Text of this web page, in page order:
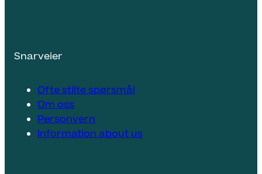
Snarveier
Ofte stilte spørsmål
Om oss
Personvern
Information about us